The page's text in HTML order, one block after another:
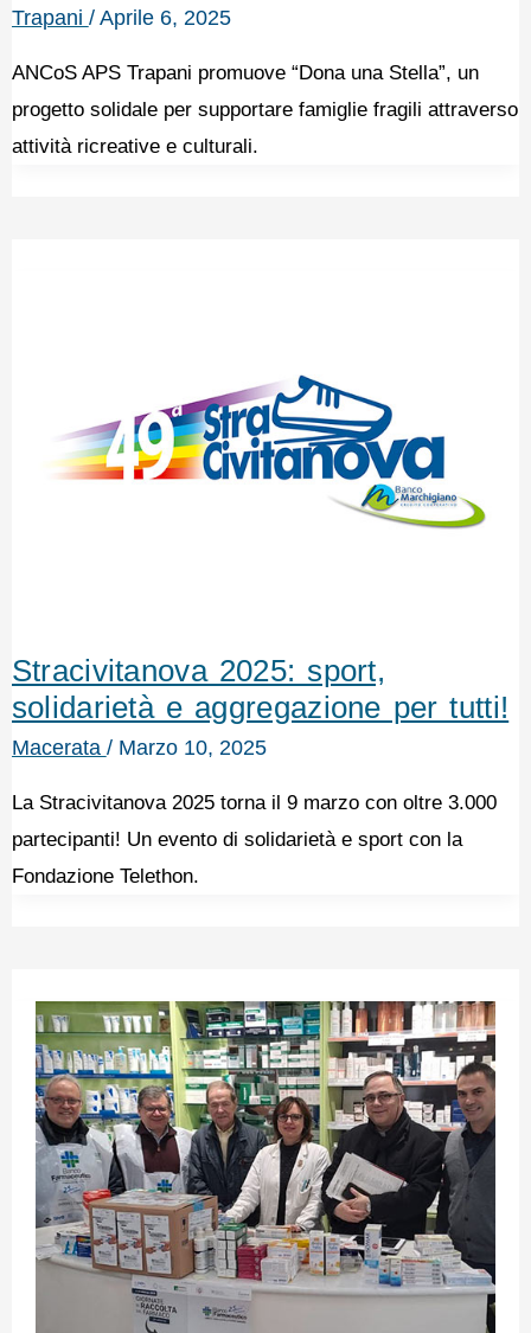
Trapani / Aprile 6, 2025
ANCoS APS Trapani promuove “Dona una Stella”, un
progetto solidale per supportare famiglie fragili attraverso
attività ricreative e culturali.
Stracivitanova 2025: sport,
solidarietà e aggregazione per tutti!
Macerata / Marzo 10, 2025
La Stracivitanova 2025 torna il 9 marzo con oltre 3.000
partecipanti! Un evento di solidarietà e sport con la
Fondazione Telethon.